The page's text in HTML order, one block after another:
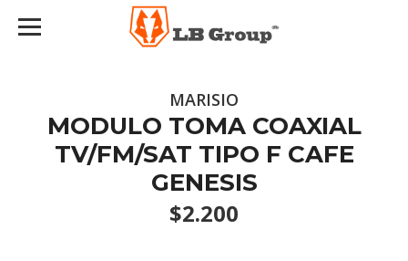
MARISIO
MODULO TOMA COAXIAL
TV/FM/SAT TIPO F CAFE
GENESIS
$2.200